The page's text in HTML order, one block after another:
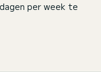
per week te